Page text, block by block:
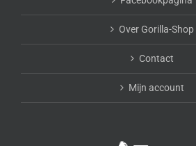
Over Gorilla-Shop
Contact
Mijn account